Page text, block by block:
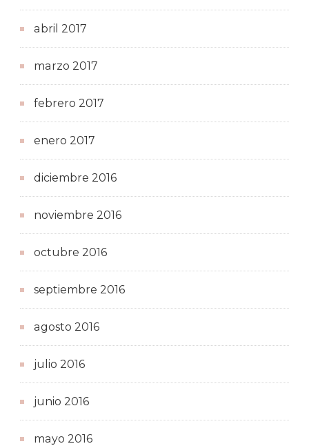
abril 2017
marzo 2017
febrero 2017
enero 2017
diciembre 2016
noviembre 2016
octubre 2016
septiembre 2016
agosto 2016
julio 2016
junio 2016
mayo 2016